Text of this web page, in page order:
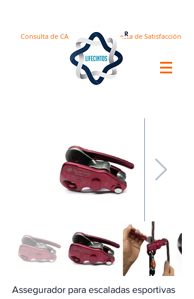
Encuesta de Satisfacción
Consulta de CA
Assegurador para escaladas esportivas